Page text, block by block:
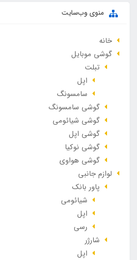
منوی وب‌سایت
خانه
گوشی موبایل
تبلت
اپل
سامسونگ
گوشی سامسونگ
گوشی شیائومی
گوشی اپل
گوشی نوکیا
گوشی هواوی
لوازم جانبی
پاور بانک
شیائومی
اپل
رسی
شارژر
اپل